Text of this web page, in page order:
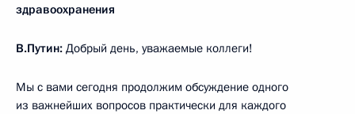
здравоохранения
В.Путин: Добрый день, уважаемые коллеги!
Мы с вами сегодня продолжим обсуждение одного
из важнейших вопросов практически для каждого